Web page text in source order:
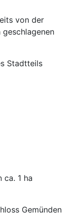
von der
Stadtteils
1 ha
Gemünden